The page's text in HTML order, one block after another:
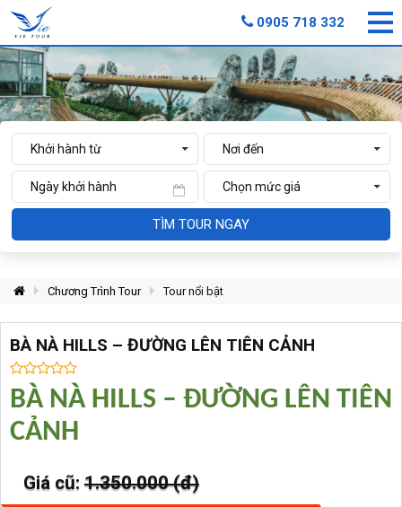
TÌM TOUR NGAY
Chương Trình Tour Tour nổi bật
BÀ NÀ HILLS – ĐƯỜNG LÊN TIÊN CẢNH
BÀ NÀ HILLS – ĐƯỜNG LÊN TIÊN
CẢNH
Giá cũ: 1.350.000 (đ)
0905 718 332